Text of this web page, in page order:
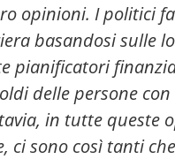
opinioni. I politici
basandosi sulle
pianificatori
delle persone
in tutte queste
ci sono così tanti